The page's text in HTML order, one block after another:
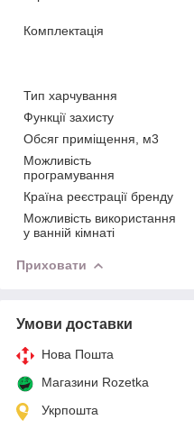
Комплектація
Тип харчування
Функції захисту
Обсяг приміщення, м3
Можливість
програмування
Країна реєстрації бренду
Можливість використання
у ванній кімнаті
Приховати
Умови доставки
Нова Пошта
Магазини Rozetka
Укрпошта